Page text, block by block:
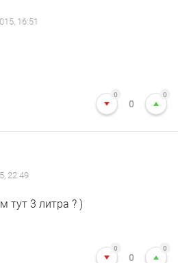
16:51
0
0
0
22:49
тут 3 литра ? )
0
0
0